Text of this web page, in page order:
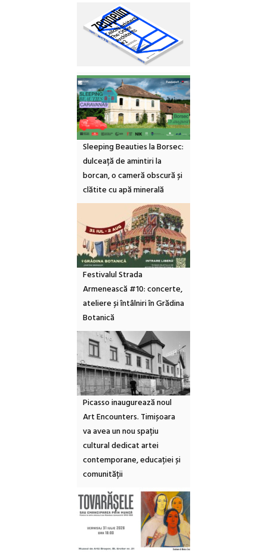
Sleeping Beauties la Borsec:
dulceață de amintiri la
borcan, o cameră obscură și
clătite cu apă minerală
Festivalul Strada
Armenească #10: concerte,
ateliere și întâlniri în Grădina
Botanică
Picasso inaugurează noul
Art Encounters. Timișoara
va avea un nou spațiu
cultural dedicat artei
contemporane, educației și
comunității